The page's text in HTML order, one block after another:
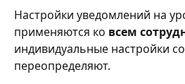
Настройки уведомлений на
применяются ко всем
индивидуальные настройки
переопределяют.